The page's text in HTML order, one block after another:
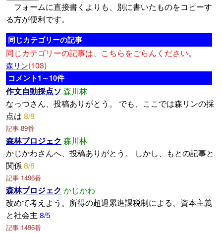
フォームに直接書くよりも、別に書いたものをコピーす
る方が便利です。
同じカテゴリーの記事
同じカテゴリーの記事は、こちらをごらんください。
森リン(103)
コメント1～10件
作文自動採点ソ 森川林
なっつさん、投稿ありがとう。 でも、ここでは森リンの採
点は 8/8
記事 89番
森林プロジェク 森川林
かじかわさんへ、投稿ありがとう。 しかし、もとの記事と
関係8/8
記事 1496番
森林プロジェク かじかわ
改めて考えよう。所得の超過累進課税制による、資本主義
と社会主 8/5
記事 1496番